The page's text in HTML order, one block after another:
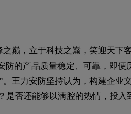
巅，立于科技之巅，笑迎天
的产品质量稳定、可靠，即
王力安防坚持认为，构建企
否还能够以满腔的热情，投